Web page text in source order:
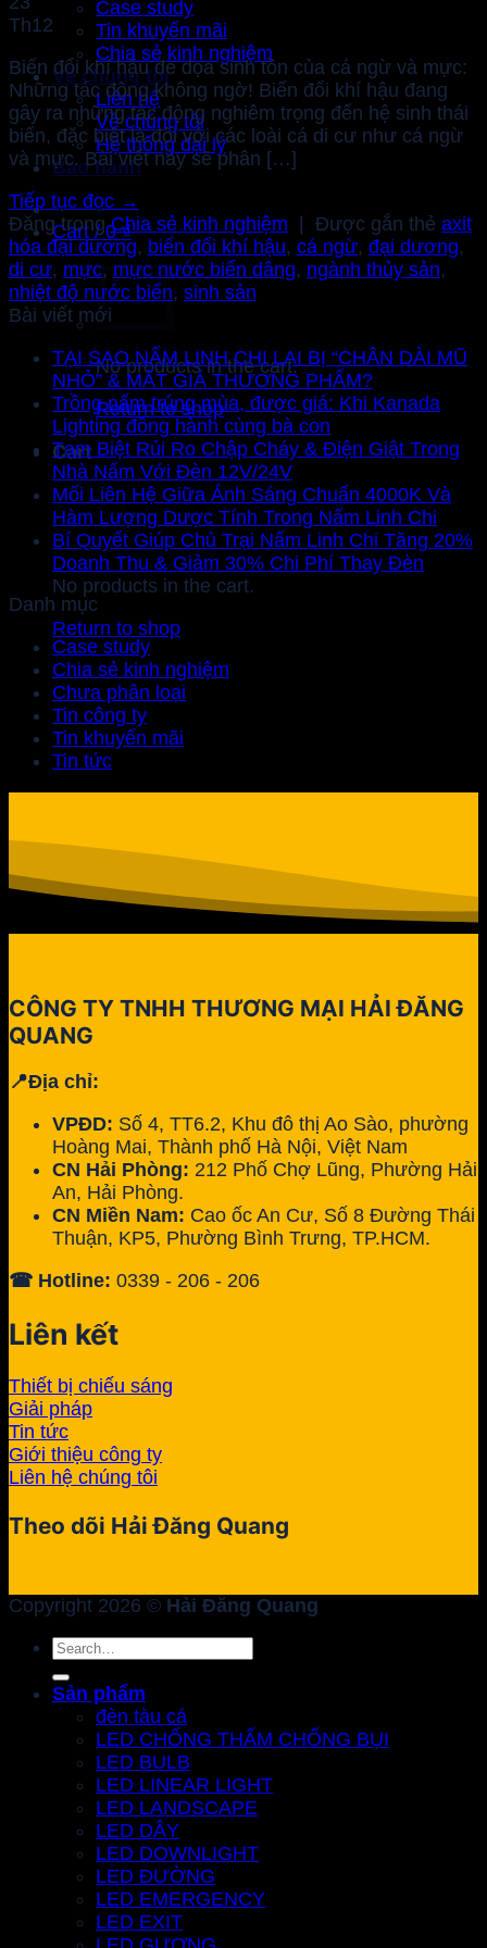
Case study
Tin khuyến mãi
Chia sẻ kinh nghiệm
Về chúng tôi
Liên hệ
Về chúng tôi
Hệ thống đại lý
Bảo hành
Cart /0₫
No products in the cart.
Return to shop
Cart
No products in the cart.
Return to shop
Th12
Biến đổi khí hậu đe dọa sinh tồn của cá ngừ và mực:
Những tác động không ngờ! Biến đổi khí hậu đang
gây ra những tác động nghiêm trọng đến hệ sinh thái
biển, đặc biệt là đối với các loài cá di cư như cá ngừ
và mực. Bài viết này sẽ phân […]
Tiếp tục đọc →
Đăng trongChia sẻ kinh nghiệm | Được gắn thẻ axit
hóa đại dương, biến đổi khí hậu, cá ngừ, đại dương,
di cư, mực, mực nước biển dâng, ngành thủy sản,
nhiệt độ nước biển, sinh sản
Bài viết mới
TẠI SAO NẤM LINH CHI LẠI BỊ “CHÂN DÀI MŨ
NHỎ” & MẤT GIÁ THƯƠNG PHẨM?
Trồng nấm trúng mùa, được giá: Khi Kanada
Lighting đồng hành cùng bà con
Tạm Biệt Rủi Ro Chập Cháy & Điện Giật Trong
Nhà Nấm Với Đèn 12V/24V
Mối Liên Hệ Giữa Ánh Sáng Chuẩn 4000K Và
Hàm Lượng Dược Tính Trong Nấm Linh Chi
Bí Quyết Giúp Chủ Trại Nấm Linh Chi Tăng 20%
Doanh Thu & Giảm 30% Chi Phí Thay Đèn
Danh mục
Case study
Chia sẻ kinh nghiệm
Chưa phân loại
Tin công ty
Tin khuyến mãi
Tin tức
CÔNG TY TNHH THƯƠNG MẠI HẢI ĐĂNG
QUANG
📍Địa chỉ:
VPĐD: Số 4, TT6.2, Khu đô thị Ao Sào, phường
Hoàng Mai, Thành phố Hà Nội, Việt Nam
CN Hải Phòng: 212 Phố Chợ Lũng, Phường Hải
An, Hải Phòng.
CN Miền Nam: Cao ốc An Cư, Số 8 Đường Thái
Thuận, KP5, Phường Bình Trưng, TP.HCM.
☎ Hotline: 0339 - 206 - 206
Liên kết
Thiết bị chiếu sáng
Giải pháp
Tin tức
Giới thiệu công ty
Liên hệ chúng tôi
Theo dõi Hải Đăng Quang
Copyright 2026 © Hải Đăng Quang
Search
for:
Sản phẩm
đèn tàu cá
LED CHỐNG THẤM CHỐNG BỤI
LED BULB
LED LINEAR LIGHT
LED LANDSCAPE
LED DÂY
LED DOWNLIGHT
LED ĐƯỜNG
LED EMERGENCY
LED EXIT